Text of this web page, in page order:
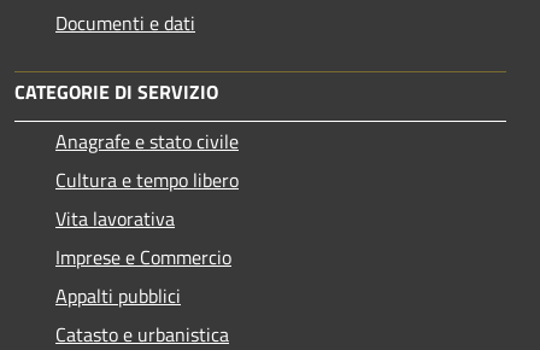
Documenti e dati
CATEGORIE DI SERVIZIO
Anagrafe e stato civile
Cultura e tempo libero
Vita lavorativa
Imprese e Commercio
Appalti pubblici
Catasto e urbanistica